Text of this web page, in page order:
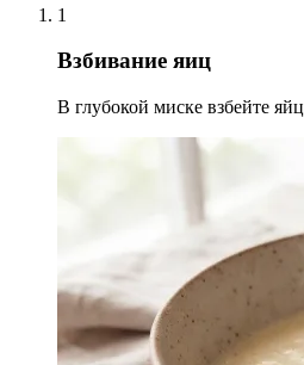
1
Взбивание яиц
В глубокой миске взбейте